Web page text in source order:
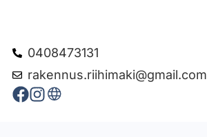
0408473131
rakennus.riihimaki@gmail.com